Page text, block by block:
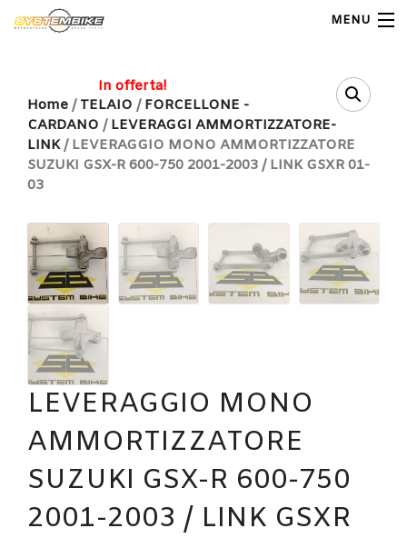
MENU
Home
Shop Moto
Note Generali
Carrello
Contatti
Home / TELAIO / FORCELLONE -
CARDANO / LEVERAGGI AMMORTIZZATORE-
LINK/ LEVERAGGIO MONO AMMORTIZZATORE
SUZUKI GSX-R 600-750 2001-2003 / LINK GSXR 01-
03
In offerta!
LEVERAGGIO MONO
AMMORTIZZATORE
SUZUKI GSX-R 600-750
2001-2003 / LINK GSXR